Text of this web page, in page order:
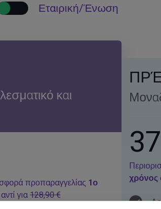
Εταιρική/Ένωση
και
προπαραγγελίας 1ο
για128,90 €
χρόνος